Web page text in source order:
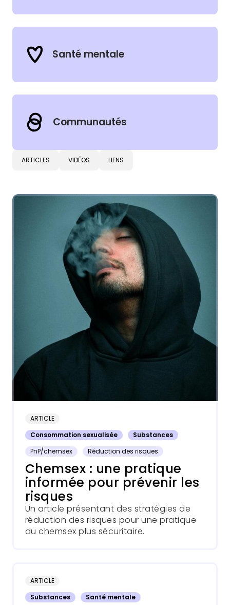
Santé mentale
Communautés
Types de contenus
ARTICLES VIDÉOS LIENS
ARTICLE
Consommation sexualisée
Substances
PnP/chemsex
Réduction des risques
Chemsex : une pratique
informée pour prévenir les
risques
Un article présentant des stratégies de
réduction des risques pour une pratique
du chemsex plus sécuritaire.
ARTICLE
Substances
Santé mentale